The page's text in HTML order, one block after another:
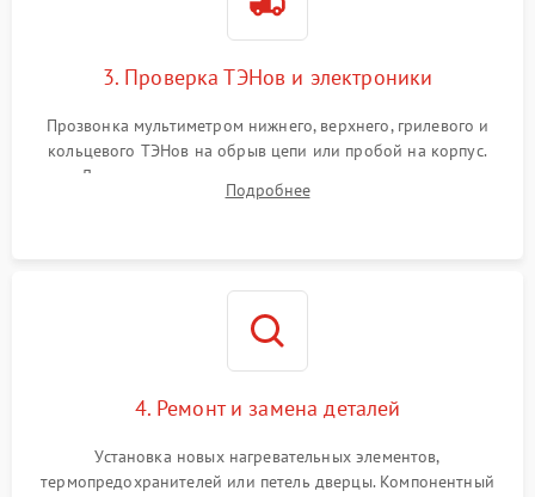
3. Проверка ТЭНов и электроники
Прозвонка мультиметром нижнего, верхнего, грилевого и
кольцевого ТЭНов на обрыв цепи или пробой на корпус.
Диагностика термостата, датчиков температуры,
переключателя режимов и мотора конвекции.
Подробнее
4. Ремонт и замена деталей
Установка новых нагревательных элементов,
термопредохранителей или петель дверцы. Компонентный